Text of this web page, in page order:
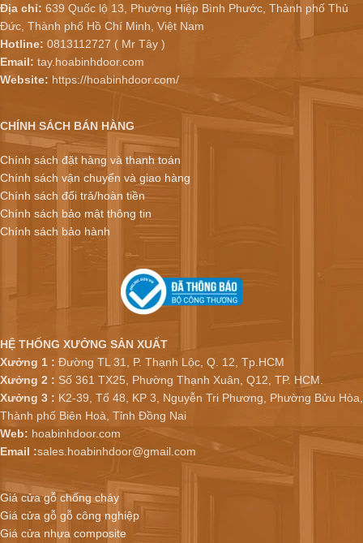
Địa chỉ: 639 Quốc lộ 13, Phường Hiệp Bình Phước, Thành phố Thủ
Đức, Thành phố Hồ Chí Minh, Việt Nam
Hotline: 0813112727 ( Mr Tây )
Email: tay.hoabinhdoor.com
Website: https://hoabinhdoor.com/
CHÍNH SÁCH BÁN HÀNG
Chính sách đặt hàng và thanh toán
Chính sách vận chuyển và giao hàng
Chính sách đổi trả/hoàn tiền
Chính sách bảo mật thông tin
Chính sách bảo hành
HỆ THỐNG XƯỞNG SẢN XUẤT
Xưởng 1 : Đường TL 31, P. Thạnh Lộc, Q. 12, Tp.HCM
Xưởng 2 : Số 361 TX25, Phường Thạnh Xuân, Q12, TP. HCM.
Xưởng 3 : K2-39, Tổ 48, KP 3, Nguyễn Tri Phương, Phường Bửu Hòa,
Thành phố Biên Hoà, Tỉnh Đồng Nai
Web: hoabinhdoor.com
Email :sales.hoabinhdoor@gmail.com
Giá cửa gỗ chống cháy
Giá cửa gỗ gỗ công nghiệp
Giá cửa nhựa composite